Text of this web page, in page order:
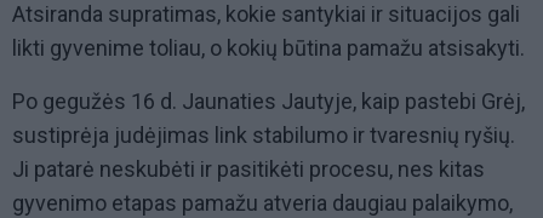
Atsiranda supratimas, kokie santykiai ir situacijos gali
likti gyvenime toliau, o kokių būtina pamažu atsisakyti.
Po gegužės 16 d. Jaunaties Jautyje, kaip pastebi Grėj,
sustiprėja judėjimas link stabilumo ir tvaresnių ryšių.
Ji patarė neskubėti ir pasitikėti procesu, nes kitas
gyvenimo etapas pamažu atveria daugiau palaikymo,